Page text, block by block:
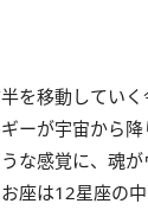
を移動してい
ーが宇宙から
な感覚に、魂
座は12星座の